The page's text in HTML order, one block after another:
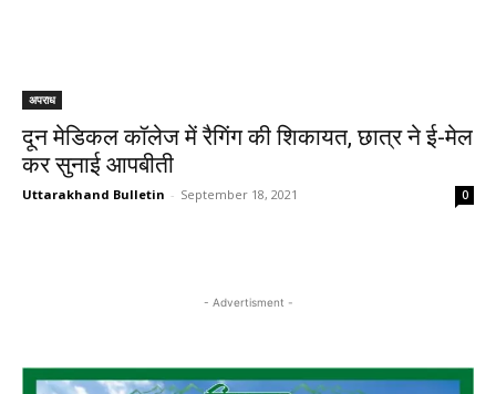
अपराध
दून मेडिकल कॉलेज में रैगिंग की शिकायत, छात्र ने ई-मेल
कर सुनाई आपबीती
Uttarakhand Bulletin - September 18, 2021 0
- Advertisment -